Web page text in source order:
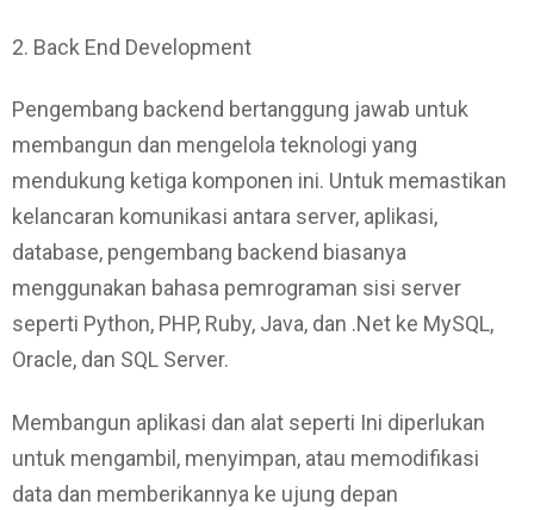
2. Back End Development
Pengembang backend bertanggung jawab untuk
membangun dan mengelola teknologi yang
mendukung ketiga komponen ini. Untuk memastikan
kelancaran komunikasi antara server, aplikasi,
database, pengembang backend biasanya
menggunakan bahasa pemrograman sisi server
seperti Python, PHP, Ruby, Java, dan .Net ke MySQL,
Oracle, dan SQL Server.
Membangun aplikasi dan alat seperti Ini diperlukan
untuk mengambil, menyimpan, atau memodifikasi
data dan memberikannya ke ujung depan